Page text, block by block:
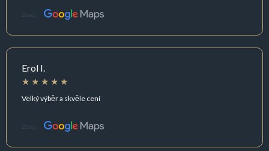
Zdroj:
Erol I.
Velký výběr a skvěle cení
Zdroj: